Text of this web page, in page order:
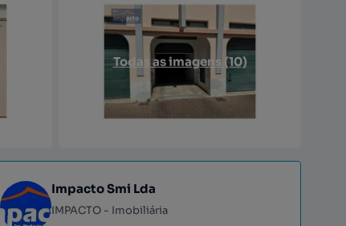
Todas as imagens (10)
Impacto Smi Lda
IMPACTO - Imobiliária